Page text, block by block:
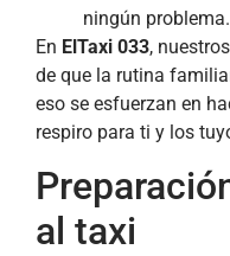
ningún problema.
En ElTaxi 033,
de que la rutina
eso se esfuerzan en
respiro para ti y los
al taxi